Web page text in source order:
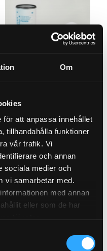
Om
för att anpassa innehållet
tillhandahålla funktioner
vår trafik. Vi
och annan
sociala medier och
vi samarbetar med.
med annan
eller som de har
Pris exkl.
Köp